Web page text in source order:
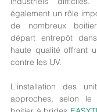
également un rôle
de nombreux
départ entrepôt
haute qualité offrant
contre les UV.
L'installation des
approches, selon